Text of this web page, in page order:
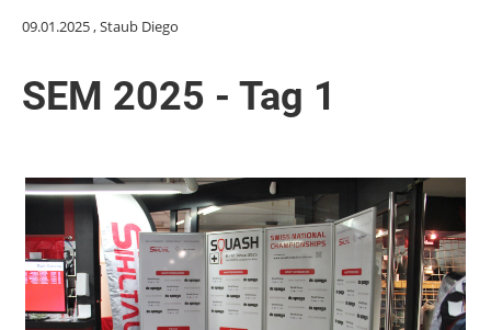
09.01.2025, Staub Diego
SEM 2025 - Tag 1